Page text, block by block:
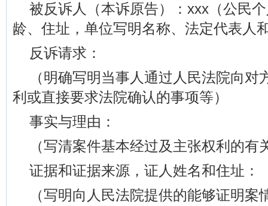
被反诉人（本诉原告）：xxx（公民
龄、住址，单位写明名称、法定代表人
反诉请求：
（明确写明当事人通过人民法院向
利或直接要求法院确认的事项等）
事实与理由：
（写清案件基本经过及主张权利的有
证据和证据来源，证人姓名和住址：
（写明向人民法院提供的能够证明